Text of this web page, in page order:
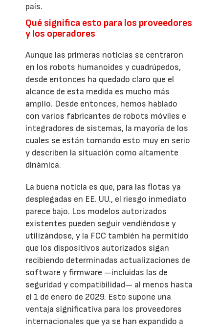
país.
Qué significa esto para los proveedores
y los operadores
Aunque las primeras noticias se centraron
en los robots humanoides y cuadrúpedos,
desde entonces ha quedado claro que el
alcance de esta medida es mucho más
amplio. Desde entonces, hemos hablado
con varios fabricantes de robots móviles e
integradores de sistemas, la mayoría de los
cuales se están tomando esto muy en serio
y describen la situación como altamente
dinámica.
La buena noticia es que, para las flotas ya
desplegadas en EE. UU., el riesgo inmediato
parece bajo. Los modelos autorizados
existentes pueden seguir vendiéndose y
utilizándose, y la FCC también ha permitido
que los dispositivos autorizados sigan
recibiendo determinadas actualizaciones de
software y firmware —incluidas las de
seguridad y compatibilidad— al menos hasta
el 1 de enero de 2029. Esto supone una
ventaja significativa para los proveedores
internacionales que ya se han expandido a